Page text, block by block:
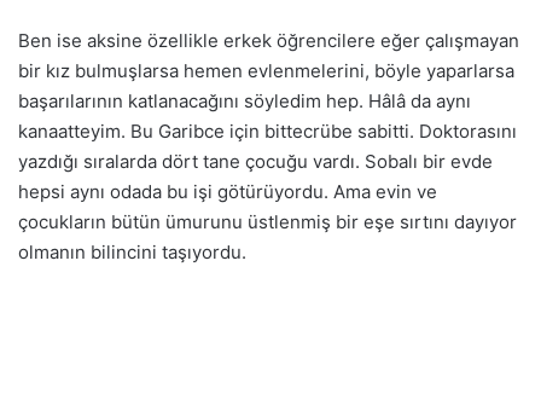
Ben ise aksine özellikle erkek öğrencilere eğer çalışmayan
bir kız bulmuşlarsa hemen evlenmelerini, böyle yaparlarsa
başarılarının katlanacağını söyledim hep. Hâlâ da aynı
kanaatteyim. Bu Garibce için bittecrübe sabitti. Doktorasını
yazdığı sıralarda dört tane çocuğu vardı. Sobalı bir evde
hepsi aynı odada bu işi götürüyordu. Ama evin ve
çocukların bütün ümurunu üstlenmiş bir eşe sırtını dayıyor
olmanın bilincini taşıyordu.